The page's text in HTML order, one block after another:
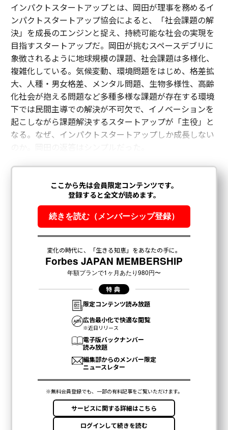
インパクトスタートアップとは、岡田が理事を務めるイ
ンパクトスタートアップ協会によると、「社会課題の解
決」を成長のエンジンと捉え、持続可能な社会の実現を
目指すスタートアップだ。岡田が挑むスペースデブリに
象徴されるように地球規模の課題、社会課題は多様化、
複雑化している。気候変動、環境問題をはじめ、格差拡
大、人種・男女格差、メンタル問題、生物多様性、高齢
化社会が抱える問題など多種多様な課題が存在する環境
下では民間主導での解決が不可欠で、イノベーションを
起こしながら課題解決するスタートアップが「主役」と
なる。なぜ、インパクトスタートアップしか成長しない